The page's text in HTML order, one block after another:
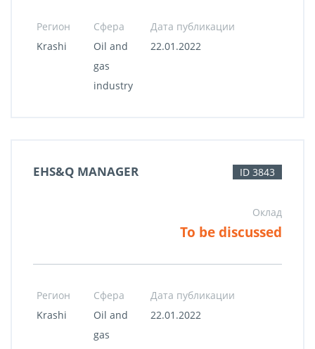
Регион Сфера
Дата публикации
Krashi
Oil and
gas
industry
22.01.2022
EHS&Q MANAGER ID 3843
Оклад
To be discussed
Регион Сфера
Дата публикации
Krashi
Oil and
gas
22.01.2022